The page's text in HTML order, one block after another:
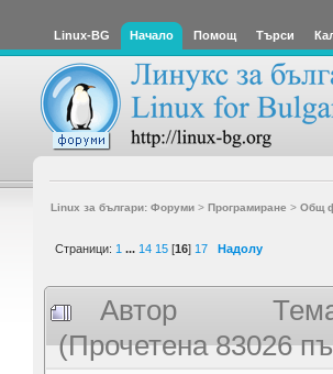
Linux-BG Начало Помощ Търси
Linux за българи: Форуми> Програмиране > Общ
Страници: 1 ... 14 15 [16] 17 Надолу
Автор
(Прочетена 83026